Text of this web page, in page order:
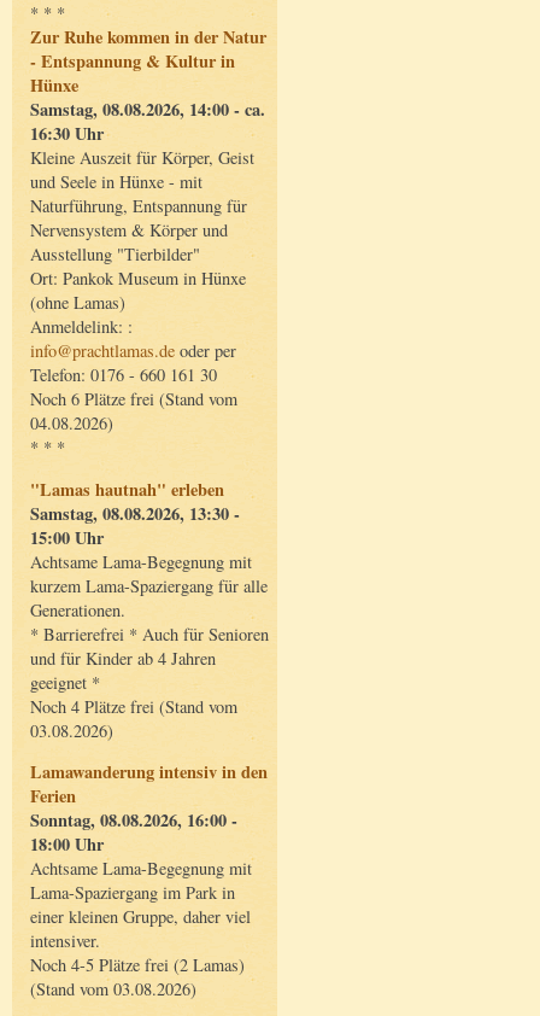
* * *
Zur Ruhe kommen in der Natur
- Entspannung & Kultur in
Hünxe
Samstag, 08.08.2026, 14:00 - ca.
16:30 Uhr
Kleine Auszeit für Körper, Geist
und Seele in Hünxe - mit
Naturführung, Entspannung für
Nervensystem & Körper und
Ausstellung "Tierbilder"
Ort: Pankok Museum in Hünxe
(ohne Lamas)
Anmeldelink: :
info@prachtlamas.de oder per
Telefon: 0176 - 660 161 30
Noch 6 Plätze frei (Stand vom
04.08.2026)
* * *
"Lamas hautnah" erleben
Samstag, 08.08.2026, 13:30 -
15:00 Uhr
Achtsame Lama-Begegnung mit
kurzem Lama-Spaziergang für alle
Generationen.
* Barrierefrei * Auch für Senioren
und für Kinder ab 4 Jahren
geeignet *
Noch 4 Plätze frei (Stand vom
03.08.2026)
Lamawanderung intensiv in den
Ferien
Sonntag, 08.08.2026, 16:00 -
18:00 Uhr
Achtsame Lama-Begegnung mit
Lama-Spaziergang im Park in
einer kleinen Gruppe, daher viel
intensiver.
Noch 4-5 Plätze frei (2 Lamas)
(Stand vom 03.08.2026)